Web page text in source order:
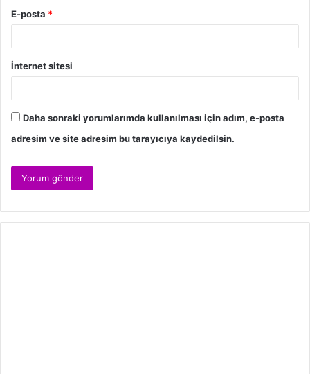
E-posta *
İnternet sitesi
Daha sonraki yorumlarımda kullanılması için adım, e-posta
adresim ve site adresim bu tarayıcıya kaydedilsin.